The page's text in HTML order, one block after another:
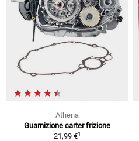
Athena
Guarnizione carter frizione
21,99 €1